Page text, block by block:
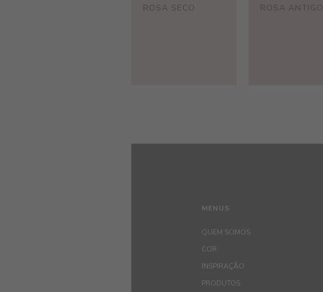
ROSA SECO
ROSA ANTIGO
MENUS
QUEM SOMOS
COR
INSPIRAÇÃO
PRODUTOS